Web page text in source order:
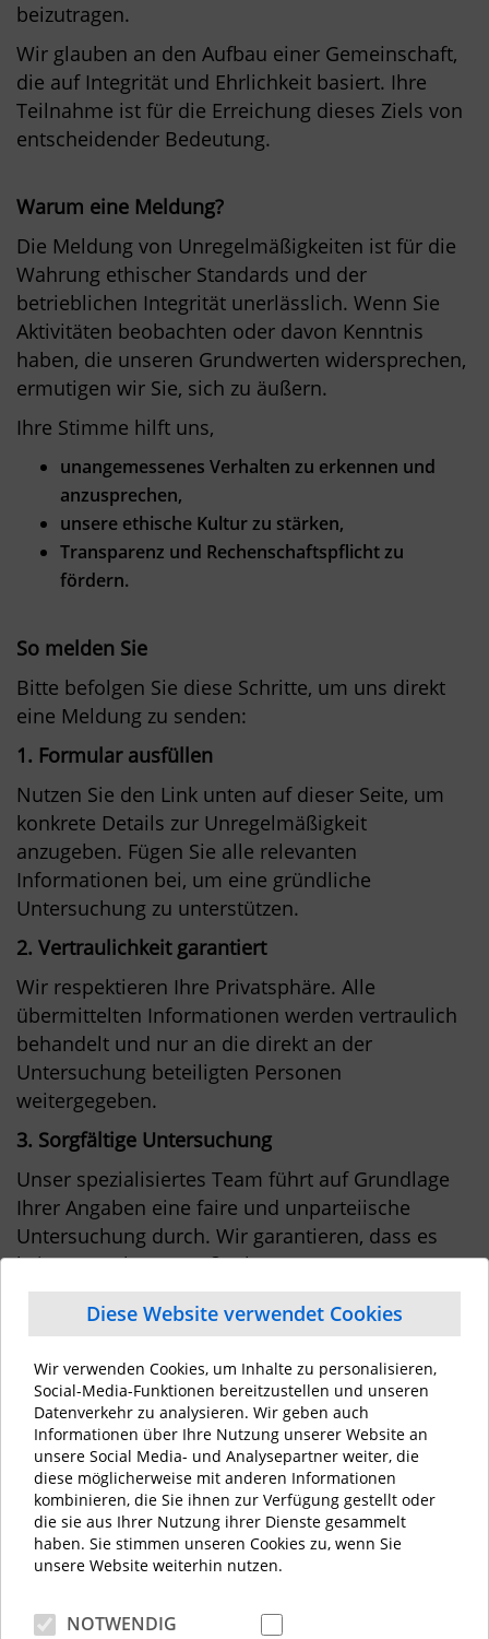
beizutragen.
Wir glauben an den Aufbau einer Gemeinschaft,
die auf Integrität und Ehrlichkeit basiert. Ihre
Teilnahme ist für die Erreichung dieses Ziels von
entscheidender Bedeutung.
Warum eine Meldung?
Die Meldung von Unregelmäßigkeiten ist für die
Wahrung ethischer Standards und der
betrieblichen Integrität unerlässlich. Wenn Sie
Aktivitäten beobachten oder davon Kenntnis
haben, die unseren Grundwerten widersprechen,
ermutigen wir Sie, sich zu äußern.
Ihre Stimme hilft uns,
unangemessenes Verhalten zu erkennen und
anzusprechen,
unsere ethische Kultur zu stärken,
Transparenz und Rechenschaftspflicht zu
fördern.
So melden Sie
Bitte befolgen Sie diese Schritte, um uns direkt
eine Meldung zu senden:
1. Formular ausfüllen
Nutzen Sie den Link unten auf dieser Seite, um
konkrete Details zur Unregelmäßigkeit
anzugeben. Fügen Sie alle relevanten
Informationen bei, um eine gründliche
Untersuchung zu unterstützen.
2. Vertraulichkeit garantiert
Wir respektieren Ihre Privatsphäre. Alle
übermittelten Informationen werden vertraulich
behandelt und nur an die direkt an der
Untersuchung beteiligten Personen
weitergegeben.
3. Sorgfältige Untersuchung
Unser spezialisiertes Team führt auf Grundlage
Ihrer Angaben eine faire und unparteiische
Untersuchung durch. Wir garantieren, dass es
keine Vergeltungsmaßnahmen gegen
Hinweisgeber gibt.
4. Fortschrittsberichte
Wir halten Sie so weit wie möglich über den
Fortschritt der Untersuchung auf dem Laufenden
und wahren während des gesamten Prozesses
die Vertraulichkeit.
5. Korrekturmaßnahmen
Sollte sich die Unregelmäßigkeit bestätigen,
ergreifen wir geeignete Korrekturmaßnahmen,
Vorkommnisse zu verhindern.
Diese Website verwendet Cookies
Wir verwenden Cookies, um Inhalte zu personalisieren,
Social-Media-Funktionen bereitzustellen und unseren
Datenverkehr zu analysieren. Wir geben auch
Informationen über Ihre Nutzung unserer Website an
unsere Social Media- und Analysepartner weiter, die
diese möglicherweise mit anderen Informationen
kombinieren, die Sie ihnen zur Verfügung gestellt oder
die sie aus Ihrer Nutzung ihrer Dienste gesammelt
haben. Sie stimmen unseren Cookies zu, wenn Sie
unsere Website weiterhin nutzen.
NOTWENDIG